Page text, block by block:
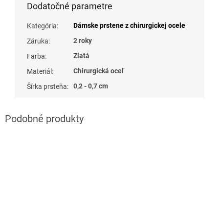
Dodatočné parametre
Kategória:
Dámske prstene z chirurgickej ocele
Záruka:
2 roky
Farba:
Zlatá
Materiál :
Chirurgická oceľ
Šírka prsteňa: 0,2 - 0,7 cm